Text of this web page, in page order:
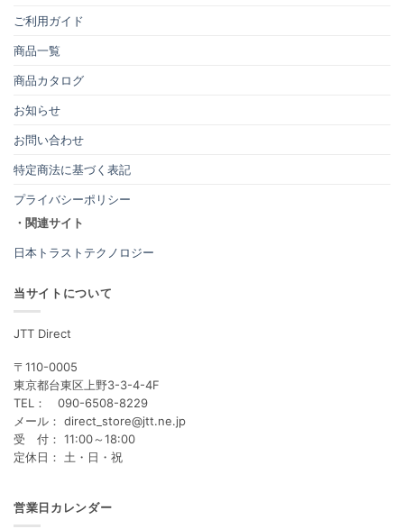
ご利用ガイド
商品一覧
商品カタログ
お知らせ
お問い合わせ
特定商法に基づく表記
プライバシーポリシー
・関連サイト
日本トラストテクノロジー
当サイトについて
JTT Direct
〒110-0005
東京都台東区上野3-3-4-4F
TEL： 090-6508-8229
メール： direct_store@jtt.ne.jp
受 付： 11:00～18:00
定休日： 土・日・祝
営業日カレンダー